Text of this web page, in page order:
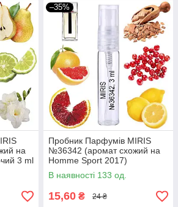
на
3 ml
–35%
Пробник Парфумів MIRIS
№36342 (аромат схожий на
Homme Sport 2017)
Чоловічий 3 ml
В наявності 133 од.
15,60 ₴ 24 ₴